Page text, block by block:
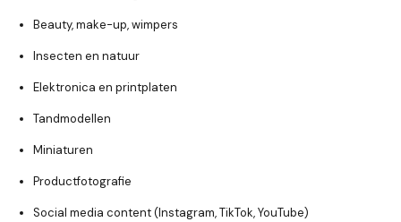
Beauty, make-up, wimpers
Insecten en natuur
Elektronica en printplaten
Tandmodellen
Miniaturen
Productfotografie
Social media content (Instagram, TikTok, YouTube)